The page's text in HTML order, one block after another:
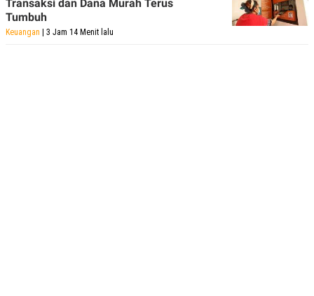
Transaksi dan Dana Murah Terus
Tumbuh
Keuangan | 3 Jam 14 Menit lalu